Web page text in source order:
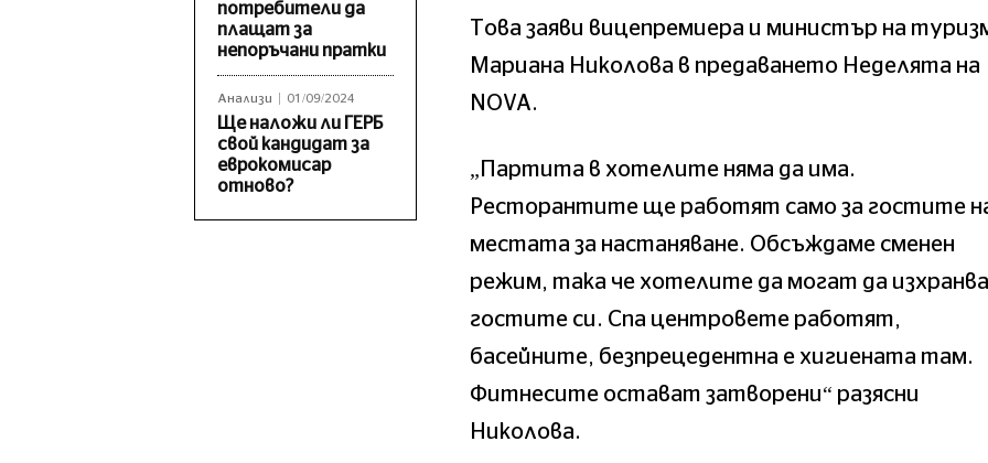
потребители да
плащат за
непоръчани пратки
Анализи 01/09/2024
Ще наложи ли ГЕРБ
свой кандидат за
еврокомисар
отново?
Това заяви вицепремиера и министър на
Мариана Николова в предаването Неделята на
NOVA.
„Партита в хотелите няма да има.
Ресторантите ще работят само за гостите
местата за настаняване. Обсъждаме сменен
режим, така че хотелите да могат да
гостите си. Спа центровете работят,
басейните, безпрецедентна е хигиената там.
Фитнесите остават затворени“ разясни
Николова.